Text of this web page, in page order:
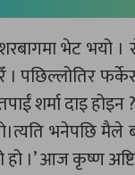
भेट भयो
पछिल्लोतिर
शर्मा दाइ
भनेपछि
।’ आज कृष्ण